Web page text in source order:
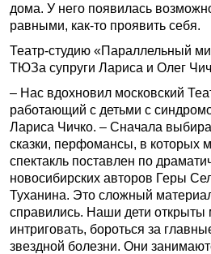
дома. У него появилась
равными, как-то проявить себя.
Театр-студию «Параллельный
ТЮЗа супруги Лариса и Олег
– Нас вдохновил московский
работающий с детьми с
Лариса Чичко. – Сначала
сказки, перфомансы, в которых
спектакль поставлен по
новосибирских авторов Геры
Туханина. Это сложный
справились. Наши дети открыты
интриговать, бороться за
звездной болезни. Они